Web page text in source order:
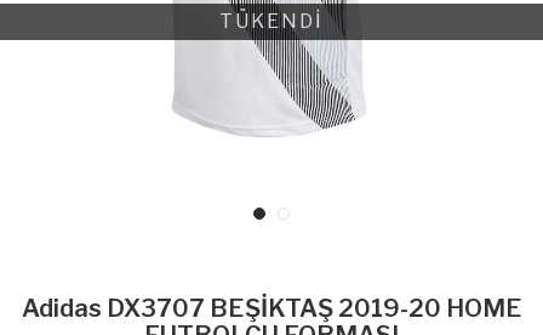
TÜKENDİ
Adidas DX3707 BEŞİKTAŞ 2019-20 HOME